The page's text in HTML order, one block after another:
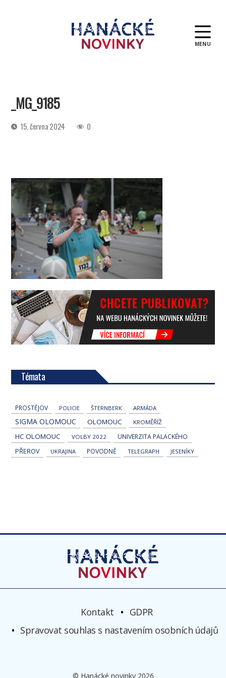
MENU
_MG_9185
Datum15. června 2024 0
Témata
PROSTĚJOV POLICIE ŠTERNBERK ARMÁDA
SIGMA OLOMOUC OLOMOUC KROMĚŘÍŽ
HC OLOMOUC VOLBY 2022
UNIVERZITA PALACKÉHO
PŘEROV
UKRAJINA POVODNĚ TELEGRAPH JESENÍKY
Kontakt
GDPR
Spravovat souhlas s nastavením osobních údajů
© Hanácké novinky 2026